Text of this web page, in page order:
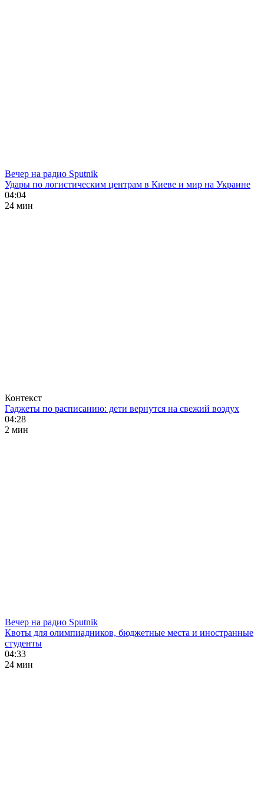
Вечер на радио Sputnik
Удары по логистическим центрам в Киеве и мир на Украине
04:04
24 мин
Контекст
Гаджеты по расписанию: дети вернутся на свежий воздух
04:28
2 мин
Вечер на радио Sputnik
Квоты для олимпиадников, бюджетные места и иностранные
студенты
04:33
24 мин